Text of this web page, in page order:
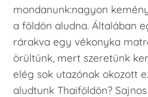
mondanunk:nagyon
a földön aludna. Általában
rárakva egy vékonyka
örültünk, mert szeretünk
elég sok utazónak okozott
aludtunk Thaiföldön?